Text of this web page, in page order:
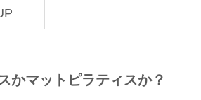
かマットピラティスか？